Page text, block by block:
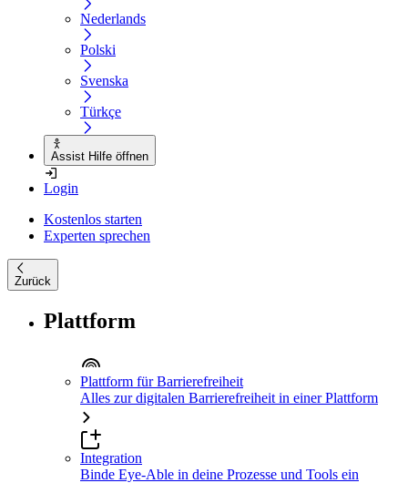
Nederlands
Polski
Svenska
Türkçe
Assist Hilfe öffnen
Login
Kostenlos starten
Experten sprechen
Zurück
Plattform
Plattform für Barrierefreiheit
Alles zur digitalen Barrierefreiheit in einer Plattform
Integration
Binde Eye-Able in deine Prozesse und Tools ein